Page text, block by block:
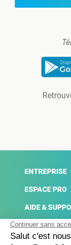
ENTREPRISE
ESPACE PRO
AIDE &
ACTUALITÉS